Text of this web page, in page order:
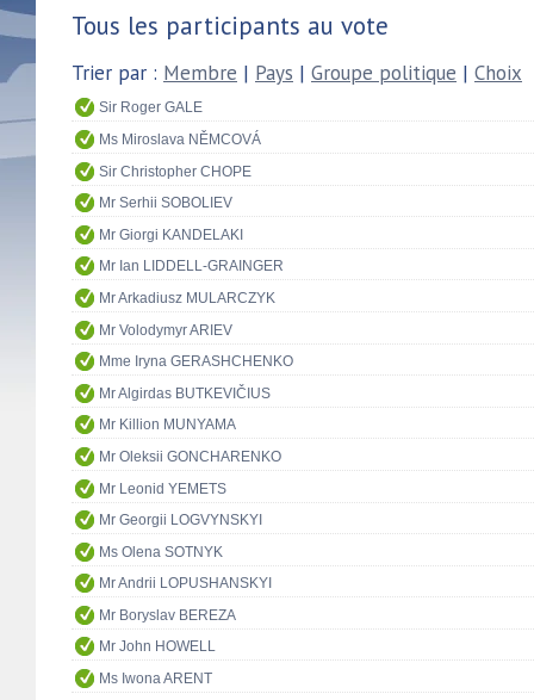
Tous les participants au vote
Trier par : Membre | Pays | Groupe politique | Choix
Sir Roger GALE
Ms Miroslava NĚMCOVÁ
Sir Christopher CHOPE
Mr Serhii SOBOLIEV
Mr Giorgi KANDELAKI
Mr Ian LIDDELL-GRAINGER
Mr Arkadiusz MULARCZYK
Mr Volodymyr ARIEV
Mme Iryna GERASHCHENKO
Mr Algirdas BUTKEVIČIUS
Mr Killion MUNYAMA
Mr Oleksii GONCHARENKO
Mr Leonid YEMETS
Mr Georgii LOGVYNSKYI
Ms Olena SOTNYK
Mr Andrii LOPUSHANSKYI
Mr Boryslav BEREZA
Mr John HOWELL
Ms Iwona ARENT